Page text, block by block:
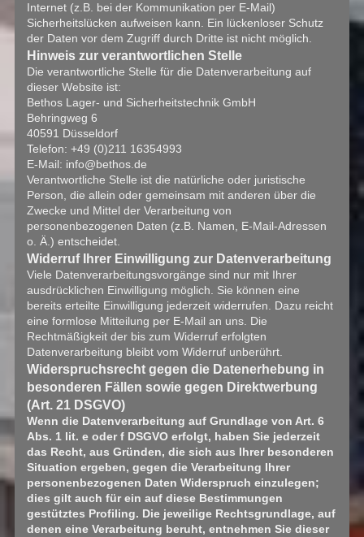
Internet (z.B. bei der Kommunikation per E-Mail)
Sicherheitslücken aufweisen kann. Ein lückenloser Schutz
der Daten vor dem Zugriff durch Dritte ist nicht möglich.
Hinweis zur verantwortlichen Stelle
Die verantwortliche Stelle für die Datenverarbeitung auf
dieser Website ist:
Bethos Lager- und Sicherheitstechnik GmbH
Behringweg 6
40591 Düsseldorf
Telefon: +49 (0)211 16354993
E-Mail: info@bethos.de
Verantwortliche Stelle ist die natürliche oder juristische
Person, die allein oder gemeinsam mit anderen über die
Zwecke und Mittel der Verarbeitung von
personenbezogenen Daten (z.B. Namen, E-Mail-Adressen
o. Ä.) entscheidet.
Widerruf Ihrer Einwilligung zur Datenverarbeitung
Viele Datenverarbeitungsvorgänge sind nur mit Ihrer
ausdrücklichen Einwilligung möglich. Sie können eine
bereits erteilte Einwilligung jederzeit widerrufen. Dazu reicht
eine formlose Mitteilung per E-Mail an uns. Die
Rechtmäßigkeit der bis zum Widerruf erfolgten
Datenverarbeitung bleibt vom Widerruf unberührt.
Widerspruchsrecht gegen die Datenerhebung in
besonderen Fällen sowie gegen Direktwerbung
(Art. 21 DSGVO)
Wenn die Datenverarbeitung auf Grundlage von Art. 6
Abs. 1 lit. e oder f DSGVO erfolgt, haben Sie jederzeit
das Recht, aus Gründen, die sich aus Ihrer besonderen
Situation ergeben, gegen die Verarbeitung Ihrer
personenbezogenen Daten Widerspruch einzulegen;
dies gilt auch für ein auf diese Bestimmungen
gestütztes Profiling. Die jeweilige Rechtsgrundlage, auf
denen eine Verarbeitung beruht, entnehmen Sie dieser